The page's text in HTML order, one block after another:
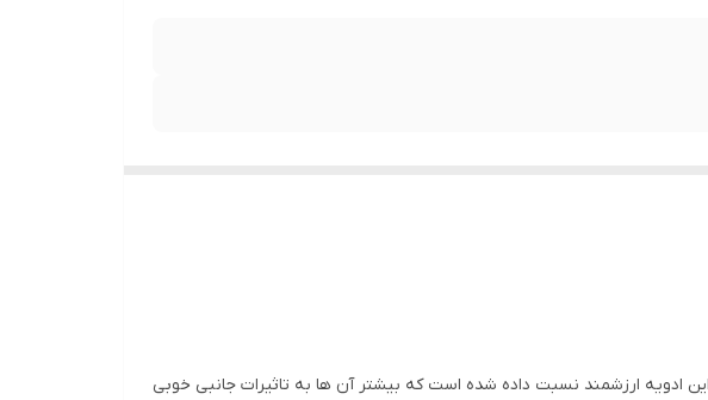
ارزشمند نسبت داده شده است که بیشتر آن ها به تاثیرات جانبی خوبی